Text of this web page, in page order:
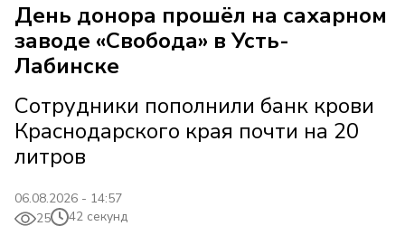
День донора прошёл на сахарном
заводе «Свобода» в Усть-
Лабинске
Сотрудники пополнили банк крови
Краснодарского края почти на 20
литров
06.08.2026 - 14:57
25
42 секунд